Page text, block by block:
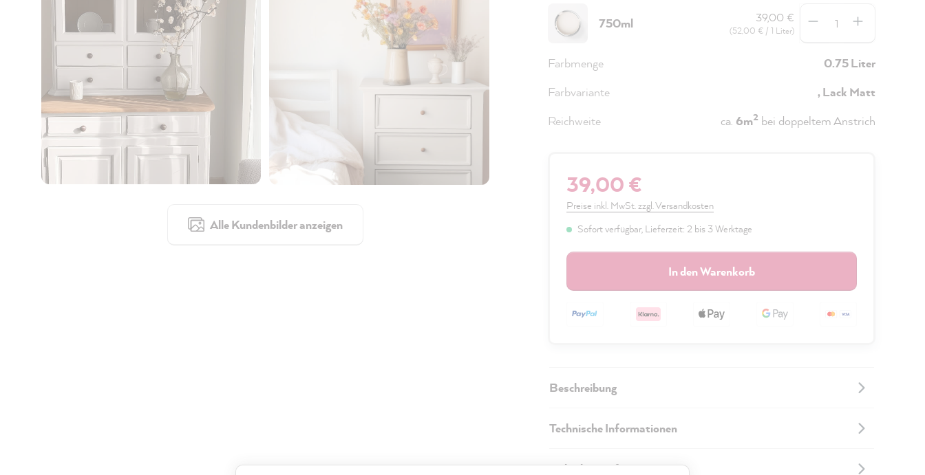
Alle Kundenbilder anzeigen
750ml 39,00 €
(52,00 € / 1 Liter)
Farbmenge
0.75 Liter
Farbvariante
, Lack Matt
Reichweite
ca. 6m2 bei doppeltem Anstrich
39,00 €
Preise inkl. MwSt. zzgl. Versandkosten
Sofort verfügbar, Lieferzeit: 2 bis 3 Werktage
In den Warenkorb
Beschreibung
Technische Informationen
Sicherheitsinformationen